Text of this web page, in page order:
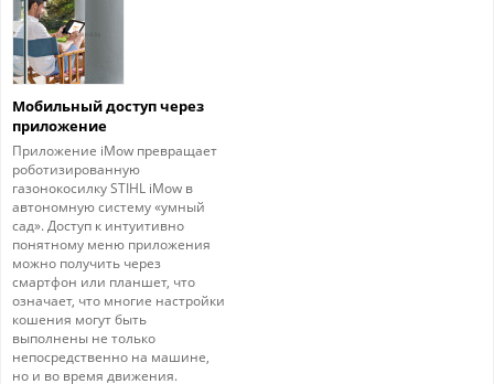
Мобильный доступ через
приложение
Приложение iMow превращает
роботизированную
газонокосилку STIHL iMow в
автономную систему «умный
сад». Доступ к интуитивно
понятному меню приложения
можно получить через
смартфон или планшет, что
означает, что многие настройки
кошения могут быть
выполнены не только
непосредственно на машине,
но и во время движения.